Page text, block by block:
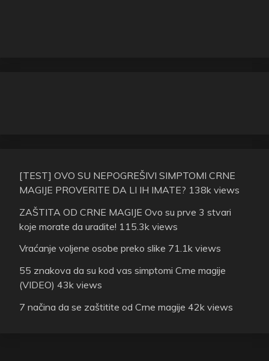
[TEST] OVO SU NEPOGREŠIVI SIMPTOMI CRNE
MAGIJE PROVERITE DA LI IH IMATE? 138k views
ZAŠTITA OD CRNE MAGIJE Ovo su prve 3 stvari
koje morate da uradite! 115.3k views
Vraćanje voljene osobe preko slike 71.1k views
55 znakova da su kod vas simptomi Crne magije
(VIDEO) 43k views
7 načina da se zaštitite od Crne magije 42k views